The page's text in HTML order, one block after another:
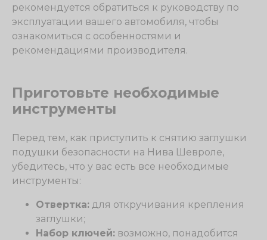
рекомендуется обратиться к руководству по
эксплуатации вашего автомобиля, чтобы
ознакомиться с особенностями и
рекомендациями производителя.
Приготовьте необходимые
инструменты
Перед тем, как приступить к снятию заглушки
подушки безопасности на Нива Шевроле,
убедитесь, что у вас есть все необходимые
инструменты:
Отвертка: для откручивания крепления
заглушки;
Набор ключей: возможно, понадобится